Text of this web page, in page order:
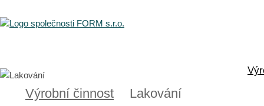
Výrobní činnost Lakování